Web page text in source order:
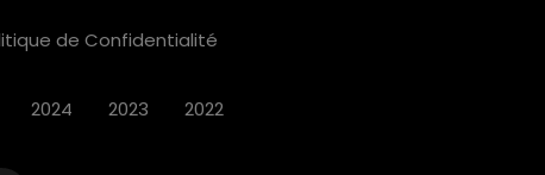
de Confidentialité
2024 2023 2022